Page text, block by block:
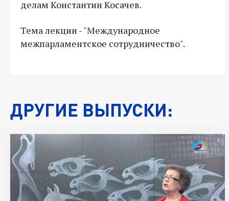
делам Константин Косачев.
Тема лекции - "Международное
межпарламентское сотрудничество".
ДРУГИЕ ВЫПУСКИ: